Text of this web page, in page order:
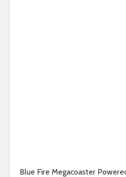
Blue Fire Megacoaster